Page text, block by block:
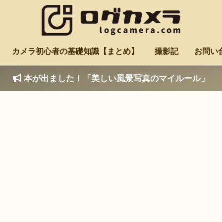
カメラ初心者の基礎知識【まとめ】 撮影記 お問い
本が出ました！「美しい風景写真のマイルール」